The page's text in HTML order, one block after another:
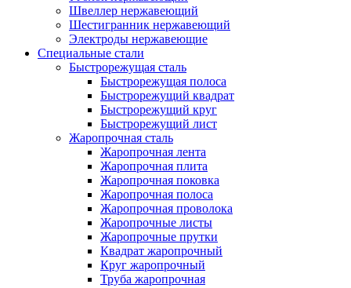
Швеллер нержавеющий
Шестигранник нержавеющий
Электроды нержавеющие
Специальные стали
Быстрорежущая сталь
Быстрорежущая полоса
Быстрорежущий квадрат
Быстрорежущий круг
Быстрорежущий лист
Жаропрочная сталь
Жаропрочная лента
Жаропрочная плита
Жаропрочная поковка
Жаропрочная полоса
Жаропрочная проволока
Жаропрочные листы
Жаропрочные прутки
Квадрат жаропрочный
Круг жаропрочный
Труба жаропрочная